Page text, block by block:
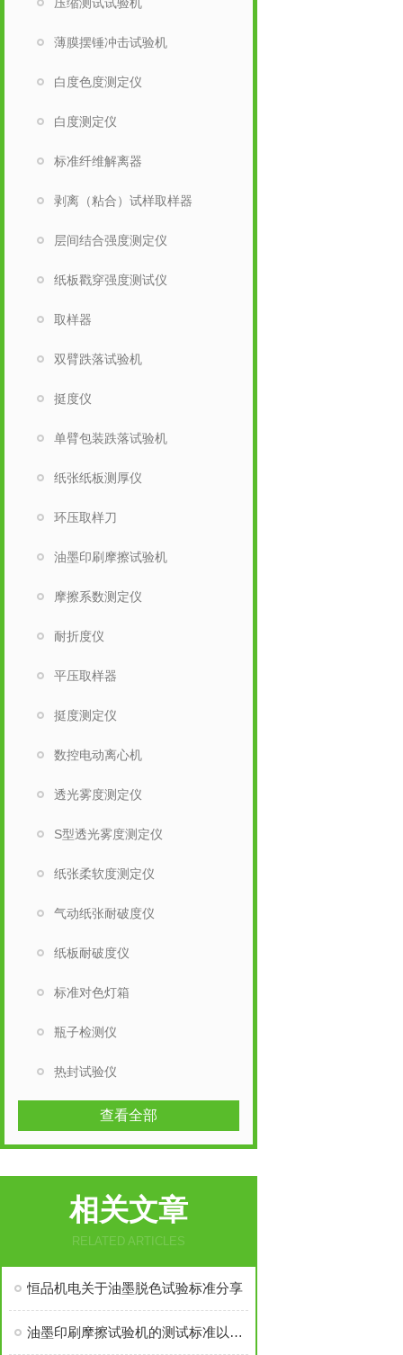
薄膜摆锤冲击试验机
白度色度测定仪
白度测定仪
标准纤维解离器
剥离（粘合）试样取样器
层间结合强度测定仪
纸板戳穿强度测试仪
取样器
双臂跌落试验机
挺度仪
单臂包装跌落试验机
纸张纸板测厚仪
环压取样刀
油墨印刷摩擦试验机
摩擦系数测定仪
耐折度仪
平压取样器
挺度测定仪
数控电动离心机
透光雾度测定仪
S型透光雾度测定仪
纸张柔软度测定仪
气动纸张耐破度仪
纸板耐破度仪
标准对色灯箱
瓶子检测仪
热封试验仪
查看全部
相关文章
RELATED ARTICLES
恒品机电关于油墨脱色试验标准分享
油墨印刷摩擦试验机的测试标准以及测试方法